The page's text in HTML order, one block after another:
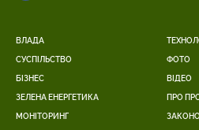
ВЛАДА
СУСПІЛЬСТВО
БІЗНЕС
ЗЕЛЕНА ЕНЕРГЕТИКА
МОНІТОРИНГ
ФОТО
ВІДЕО
ПРО